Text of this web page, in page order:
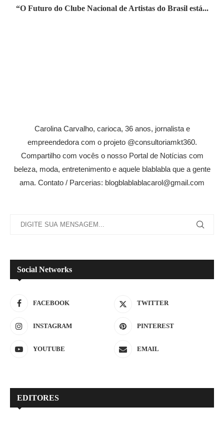
“O Futuro do Clube Nacional de Artistas do Brasil está...
Carolina Carvalho, carioca, 36 anos, jornalista e
empreendedora com o projeto @consultoriamkt360.
Compartilho com vocês o nosso Portal de Notícias com
beleza, moda, entretenimento e aquele blablabla que a gente
ama. Contato / Parcerias: blogblablablacarol@gmail.com
Social Networks
FACEBOOK TWITTER
INSTAGRAM PINTEREST
YOUTUBE EMAIL
EDITORES